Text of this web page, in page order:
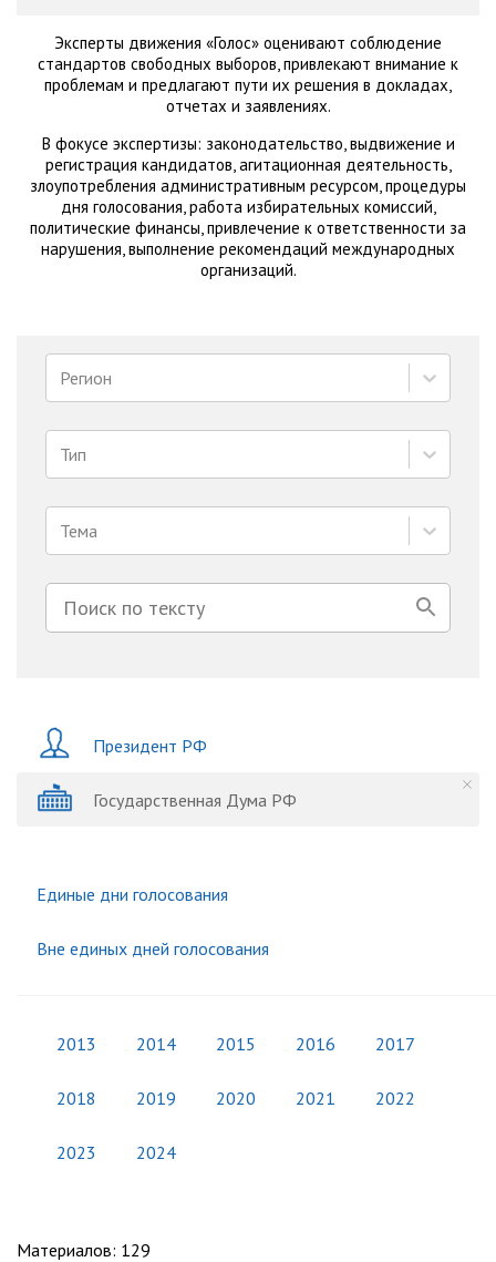
Эксперты движения «Голос» оценивают соблюдение
стандартов свободных выборов, привлекают внимание к
проблемам и предлагают пути их решения в докладах,
отчетах и заявлениях.
В фокусе экспертизы: законодательство, выдвижение и
регистрация кандидатов, агитационная деятельность,
злоупотребления административным ресурсом, процедуры
дня голосования, работа избирательных комиссий,
политические финансы, привлечение к ответственности за
нарушения, выполнение рекомендаций международных
организаций.
Регион
Тип
Тема
Президент РФ
Государственная Дума РФ
Единые дни голосования
Вне единых дней голосования
2013 2014 2015 2016 2017
2018 2019 2020 2021 2022
2023 2024
Материалов: 129